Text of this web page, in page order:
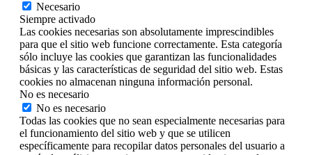
Necesario
Siempre activado
Las cookies necesarias son absolutamente imprescindibles
para que el sitio web funcione correctamente. Esta categoría
sólo incluye las cookies que garantizan las funcionalidades
básicas y las características de seguridad del sitio web. Estas
cookies no almacenan ninguna información personal.
No es necesario
No es necesario
Todas las cookies que no sean especialmente necesarias para
el funcionamiento del sitio web y que se utilicen
específicamente para recopilar datos personales del usuario a